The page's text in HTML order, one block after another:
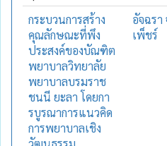
กระบวนการสร้าง
คุณลักษณะที่พึง
ประสงค์ของบัณฑิต
พยาบาลวิทยาลัย
พยาบาลบรมราช
ชนนี ยะลา โดยกา
รบูรณาการแนวคิด
การพยาบาลเชิง
อัจฉรา
เพ็ชร์